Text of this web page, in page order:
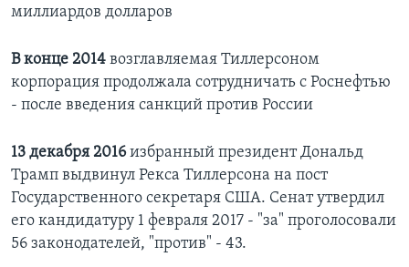
миллиардов долларов
В конце 2014 возглавляемая Тиллерсоном
корпорация продолжала сотрудничать с Роснефтью
- после введения санкций против России
13 декабря 2016избранный президент Дональд
Трамп выдвинул Рекса Тиллерсона на пост
Государственного секретаря США. Сенат утвердил
его кандидатуру 1 февраля 2017 - "за" проголосовали
56 законодателей, "против" - 43.